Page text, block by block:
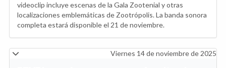
videoclip incluye escenas de la Gala Zootenial y otras
localizaciones emblemáticas de Zootrópolis. La banda sonora
completa estará disponible el 21 de noviembre.
Viernes 14 de noviembre de 2025